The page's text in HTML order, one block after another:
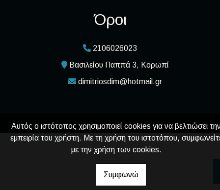
Όροι
2106026023
Βασιλείου Παππά 3, Κορωπί
dimitriosdim@hotmail.gr
Αυτός ο ιστότοπος χρησιμοποιεί cookies για να βελτιώσει
εμπειρία του χρήστη. Με τη χρήση του ιστοτόπου,
με την χρήση των cookies.
Συμφωνώ